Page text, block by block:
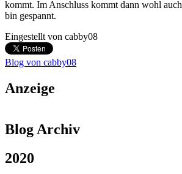
kommt. Im Anschluss kommt dann wohl
bin gespannt.
Eingestellt von cabby08
Blog von cabby08
Anzeige
Blog Archiv
2020